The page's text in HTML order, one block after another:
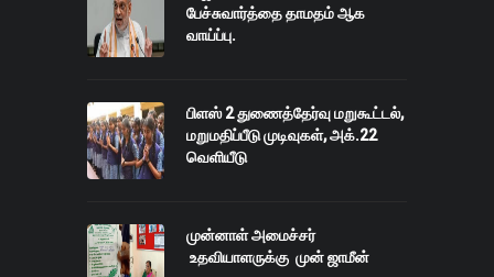
பேச்சுவார்த்தை தாமதம் ஆக
வாய்ப்பு.
பிளஸ் 2 துணைத்தேர்வு மறுகூட்டல்,
மறுமதிப்பீடு முடிவுகள், அக்.22
வெளியீடு
முன்னாள் அமைச்சர்
உதவியாளருக்கு முன் ஜாமீன்